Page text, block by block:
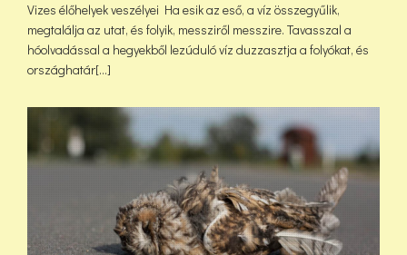
Vizes élőhelyek veszélyei Ha esik az eső, a víz összegyűlik,
megtalálja az utat, és folyik, messziről messzire. Tavasszal a
hóolvadással a hegyekből lezúduló víz duzzasztja a folyókat, és
országhatár[...]